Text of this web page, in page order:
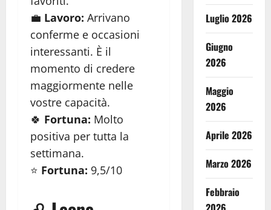
💼 Lavoro: Arrivano
conferme e occasioni
interessanti. È il
momento di credere
maggiormente nelle
vostre capacità.
🍀 Fortuna: Molto
positiva per tutta la
settimana.
⭐ Fortuna: 9,5/10
Luglio 2026
Giugno
2026
Maggio
2026
Aprile 2026
Marzo 2026
Febbraio